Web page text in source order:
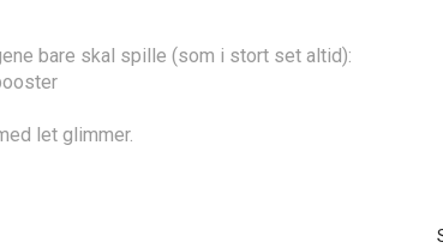
bare skal spille (som i stort set altid):
let glimmer.